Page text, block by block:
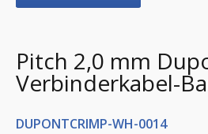
Pitch 2,0 mm
Verbinderkabel-
DUPONTCRIMP-WH-0014